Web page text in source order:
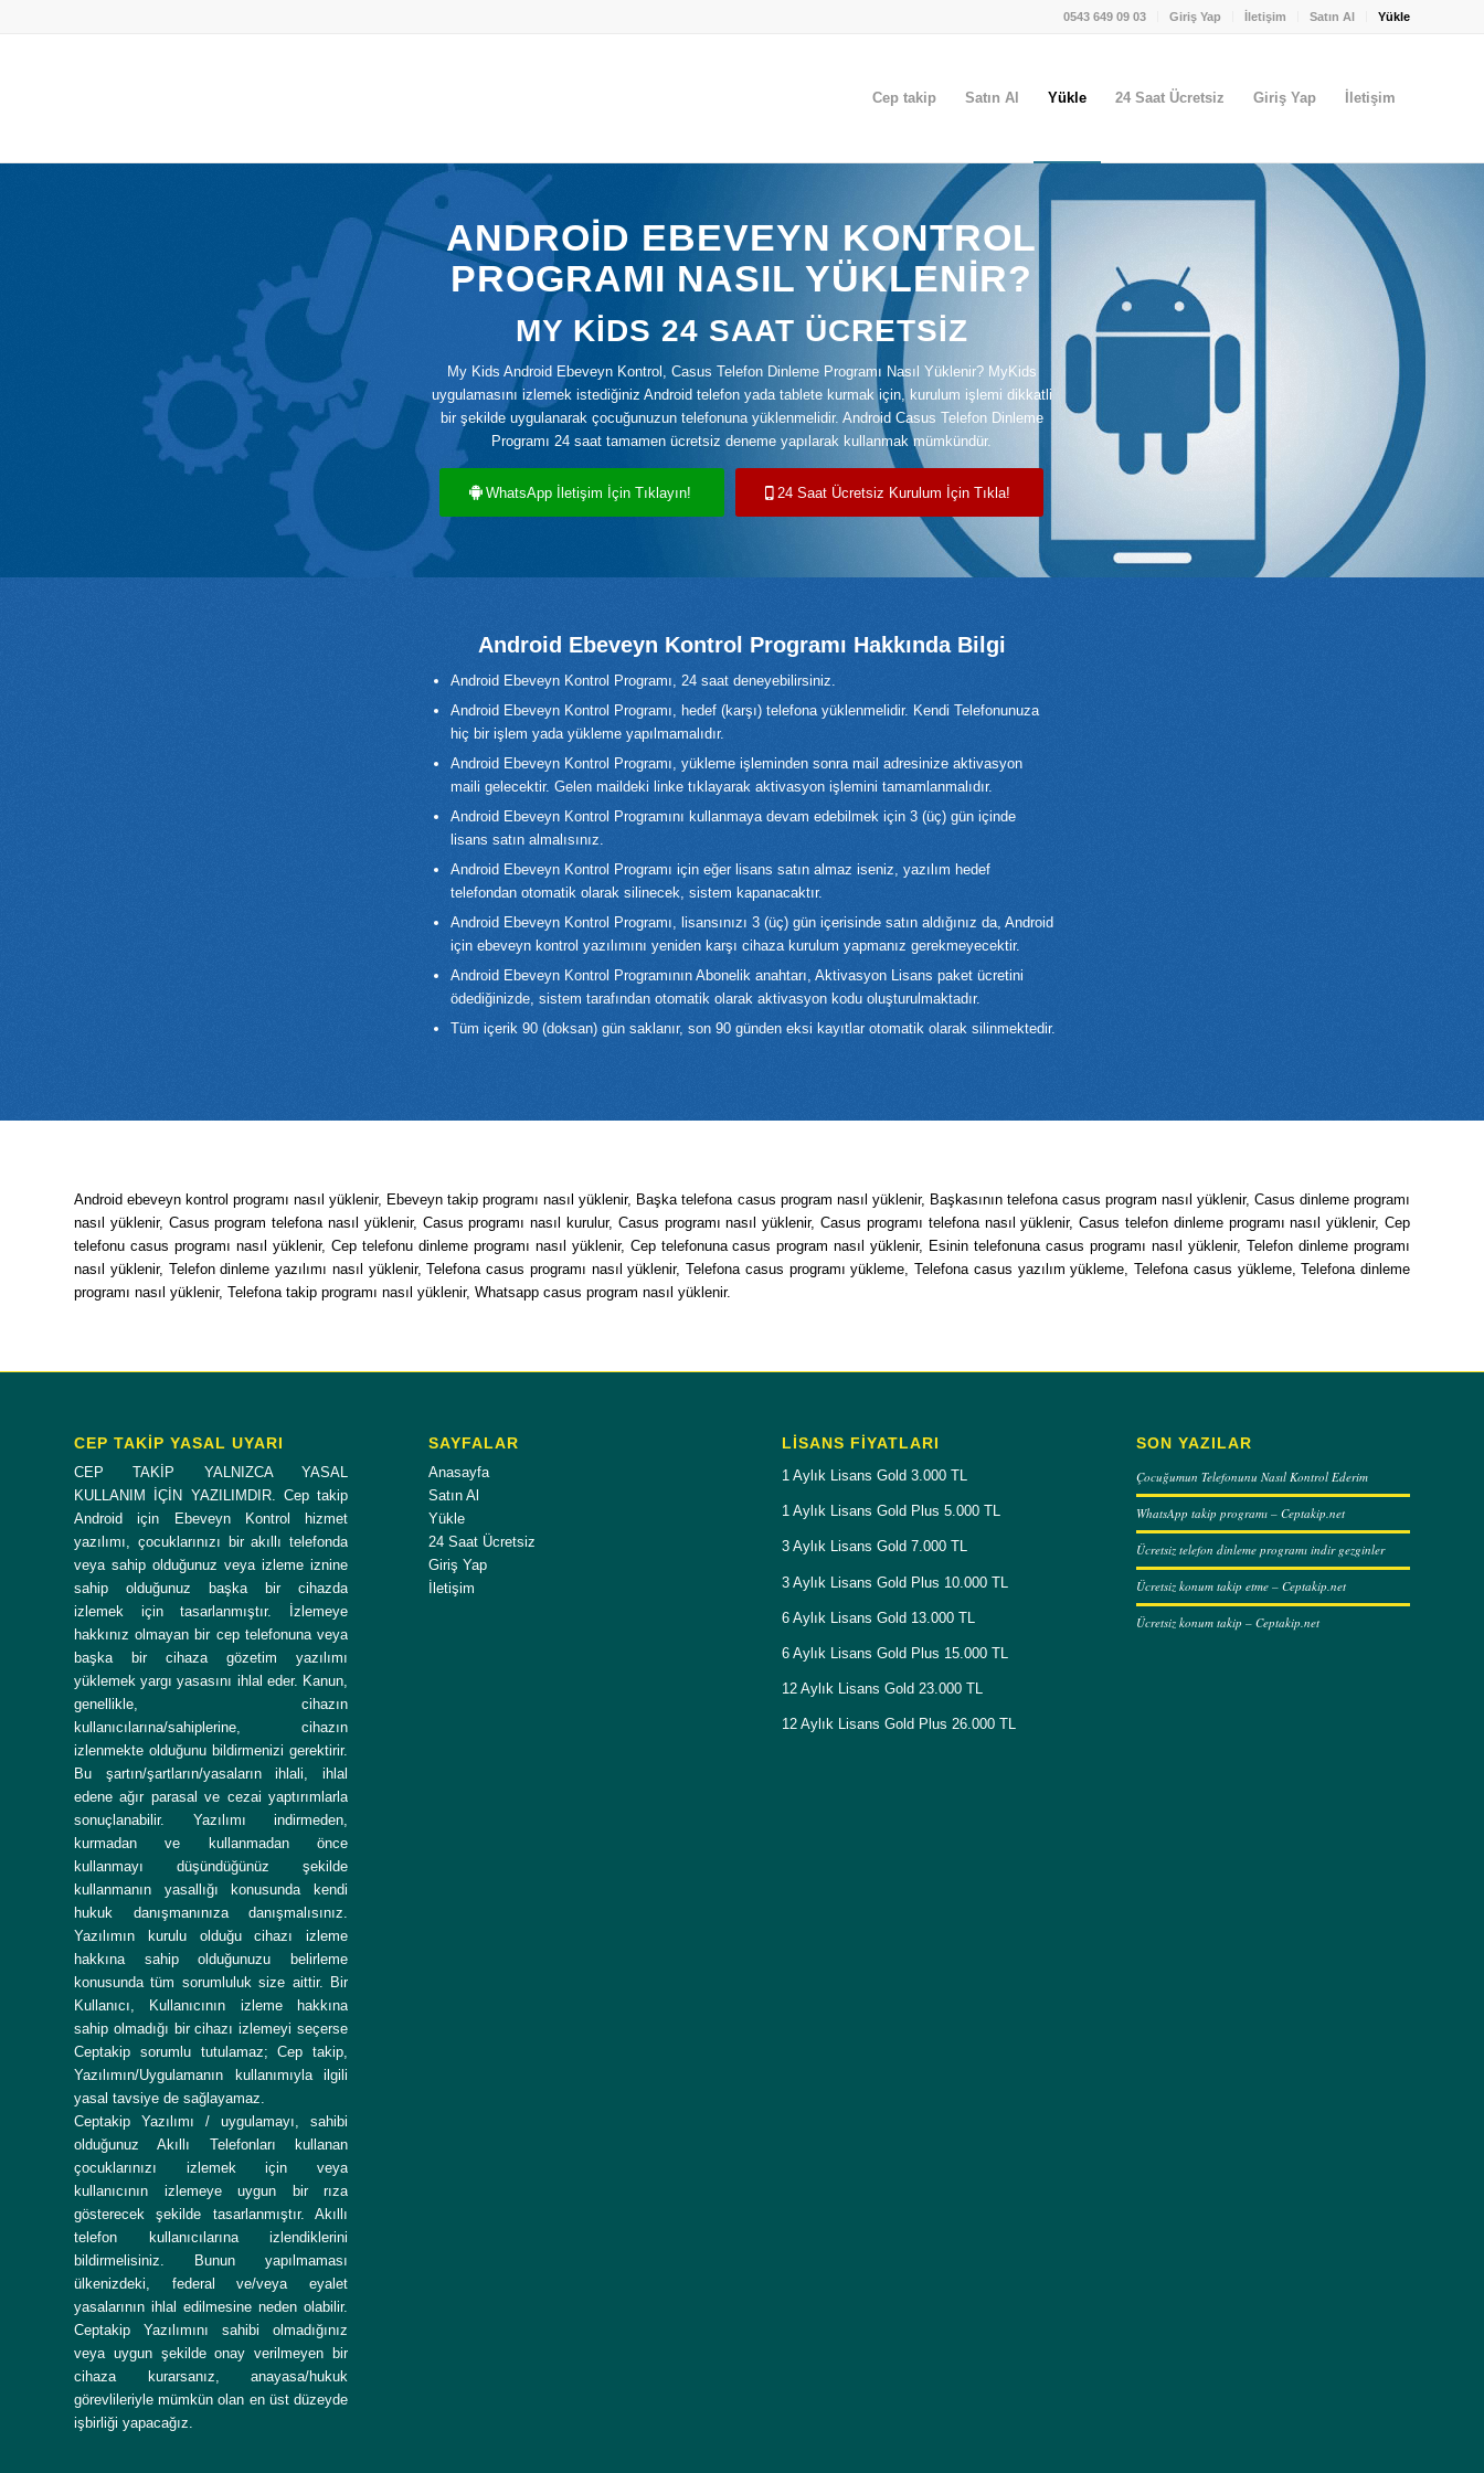
0543 649 09 03 Giriş Yap İletişim Satın Al Yükle
Cep takip Satın Al Yükle 24 Saat Ücretsiz Giriş Yap İletişim
ANDROID EBEVEYN KONTROL
PROGRAMI NASIL YÜKLENIR?
MY KİDS 24 SAAT ÜCRETSİZ
My Kids Android Ebeveyn Kontrol, Casus Telefon Dinleme Programı Nasıl Yüklenir? MyKids
uygulamasını izlemek istediğiniz Android telefon yada tablete kurmak için, kurulum işlemi dikkatli
bir şekilde uygulanarak çocuğunuzun telefonuna yüklenmelidir. Android Casus Telefon Dinleme
Programı 24 saat tamamen ücretsiz deneme yapılarak kullanmak mümkündür.
WhatsApp İletişim İçin Tıklayın! 24 Saat Ücretsiz Kurulum İçin Tıkla!
Android Ebeveyn Kontrol Programı Hakkında Bilgi
Android Ebeveyn Kontrol Programı, 24 saat deneyebilirsiniz.
Android Ebeveyn Kontrol Programı, hedef (karşı) telefona yüklenmelidir. Kendi Telefonunuza
hiç bir işlem yada yükleme yapılmamalıdır.
Android Ebeveyn Kontrol Programı, yükleme işleminden sonra mail adresinize aktivasyon
maili gelecektir. Gelen maildeki linke tıklayarak aktivasyon işlemini tamamlanmalıdır.
Android Ebeveyn Kontrol Programını kullanmaya devam edebilmek için 3 (üç) gün içinde
lisans satın almalısınız.
Android Ebeveyn Kontrol Programı için eğer lisans satın almaz iseniz, yazılım hedef
telefondan otomatik olarak silinecek, sistem kapanacaktır.
Android Ebeveyn Kontrol Programı, lisansınızı 3 (üç) gün içerisinde satın aldığınız da, Android
için ebeveyn kontrol yazılımını yeniden karşı cihaza kurulum yapmanız gerekmeyecektir.
Android Ebeveyn Kontrol Programının Abonelik anahtarı, Aktivasyon Lisans paket ücretini
ödediğinizde, sistem tarafından otomatik olarak aktivasyon kodu oluşturulmaktadır.
Tüm içerik 90 (doksan) gün saklanır, son 90 günden eksi kayıtlar otomatik olarak silinmektedir.
Android ebeveyn kontrol programı nasıl yüklenir, Ebeveyn takip programı nasıl yüklenir, Başka telefona casus program nasıl yüklenir, Başkasının telefona casus program nasıl yüklenir, Casus dinleme programı
nasıl yüklenir, Casus program telefona nasıl yüklenir, Casus programı nasıl kurulur, Casus programı nasıl yüklenir, Casus programı telefona nasıl yüklenir, Casus telefon dinleme programı nasıl yüklenir, Cep
telefonu casus programı nasıl yüklenir, Cep telefonu dinleme programı nasıl yüklenir, Cep telefonuna casus program nasıl yüklenir, Esinin telefonuna casus programı nasıl yüklenir, Telefon dinleme programı
nasıl yüklenir, Telefon dinleme yazılımı nasıl yüklenir, Telefona casus programı nasıl yüklenir, Telefona casus programı yükleme, Telefona casus yazılım yükleme, Telefona casus yükleme, Telefona dinleme
programı nasıl yüklenir, Telefona takip programı nasıl yüklenir, Whatsapp casus program nasıl yüklenir.
CEP TAKİP YASAL UYARI
CEP TAKİP YALNIZCA YASAL
KULLANIM İÇİN YAZILIMDIR. Cep takip
Android için Ebeveyn Kontrol hizmet
yazılımı, çocuklarınızı bir akıllı telefonda
veya sahip olduğunuz veya izleme iznine
sahip olduğunuz başka bir cihazda
izlemek için tasarlanmıştır. İzlemeye
hakkınız olmayan bir cep telefonuna veya
başka bir cihaza gözetim yazılımı
yüklemek yargı yasasını ihlal eder. Kanun,
genellikle, cihazın
kullanıcılarına/sahiplerine, cihazın
izlenmekte olduğunu bildirmenizi gerektirir.
Bu şartın/şartların/yasaların ihlali, ihlal
edene ağır parasal ve cezai yaptırımlarla
sonuçlanabilir. Yazılımı indirmeden,
kurmadan ve kullanmadan önce
kullanmayı düşündüğünüz şekilde
kullanmanın yasallığı konusunda kendi
hukuk danışmanınıza danışmalısınız.
Yazılımın kurulu olduğu cihazı izleme
hakkına sahip olduğunuzu belirleme
konusunda tüm sorumluluk size aittir. Bir
Kullanıcı, Kullanıcının izleme hakkına
sahip olmadığı bir cihazı izlemeyi seçerse
Ceptakip sorumlu tutulamaz; Cep takip,
Yazılımın/Uygulamanın kullanımıyla ilgili
yasal tavsiye de sağlayamaz.
Ceptakip Yazılımı / uygulamayı, sahibi
olduğunuz Akıllı Telefonları kullanan
çocuklarınızı izlemek için veya
kullanıcının izlemeye uygun bir rıza
gösterecek şekilde tasarlanmıştır. Akıllı
telefon kullanıcılarına izlendiklerini
bildirmelisiniz. Bunun yapılmaması
ülkenizdeki, federal ve/veya eyalet
yasalarının ihlal edilmesine neden olabilir.
Ceptakip Yazılımını sahibi olmadığınız
veya uygun şekilde onay verilmeyen bir
cihaza kurarsanız, anayasa/hukuk
görevlileriyle mümkün olan en üst düzeyde
işbirliği yapacağız.
SAYFALAR
Anasayfa
Satın Al
Yükle
24 Saat Ücretsiz
Giriş Yap
İletişim
LISANS FIYATLARI
1 Aylık Lisans Gold 3.000 TL
1 Aylık Lisans Gold Plus 5.000 TL
3 Aylık Lisans Gold 7.000 TL
3 Aylık Lisans Gold Plus 10.000 TL
6 Aylık Lisans Gold 13.000 TL
6 Aylık Lisans Gold Plus 15.000 TL
12 Aylık Lisans Gold 23.000 TL
12 Aylık Lisans Gold Plus 26.000 TL
SON YAZILAR
Çocuğumun Telefonunu Nasıl Kontrol Ederim
WhatsApp takip programı – Ceptakip.net
Ücretsiz telefon dinleme programı indir gezginler
Ücretsiz konum takip etme – Ceptakip.net
Ücretsiz konum takip – Ceptakip.net